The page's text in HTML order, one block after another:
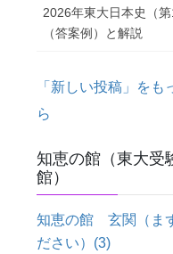
2026年東大日本史（
（答案例）と解説
「新しい投稿」を
ら
知恵の館（東大受
館）
知恵の館 玄関（ま
ださい） (3)